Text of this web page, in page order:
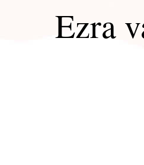
Ezra